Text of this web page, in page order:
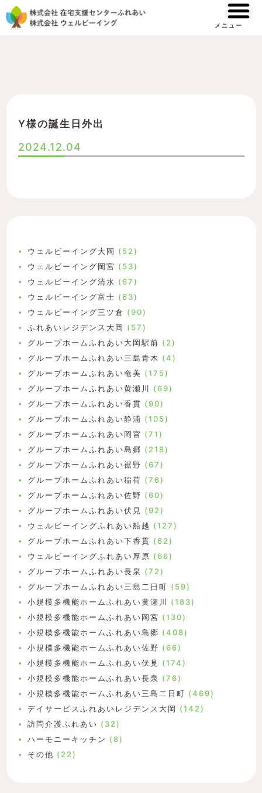
容
メニュー
Y様の誕生日外出
2024.12.04
ウェルビーイング大岡 (52)
ウェルビーイング岡宮 (53)
ウェルビーイング清水 (67)
ウェルビーイング富士 (63)
ウェルビーイング三ツ倉 (90)
ふれあいレジデンス大岡 (57)
グループホームふれあい大岡駅前 (2)
グループホームふれあい三島青木 (4)
グループホームふれあい奄美 (175)
グループホームふれあい黄瀬川
(69)
グループホームふれあい香貫 (90)
グループホームふれあい静浦 (105)
グループホームふれあい岡宮 (71)
グループホームふれあい島郷 (218)
グループホームふれあい裾野 (67)
グループホームふれあい稲荷 (76)
グループホームふれあい佐野 (60)
グループホームふれあい伏見
(92)
ウェルビーイングふれあい船越 (127)
グループホームふれあい下香貫 (62)
ウェルビーイングふれあい厚原 (66)
グループホームふれあい長泉 (72)
グループホームふれあい三島二日町 (59)
小規模多機能ホームふれあい黄瀬川
(183)
小規模多機能ホームふれあい岡宮 (130)
小規模多機能ホームふれあい島郷 (408)
小規模多機能ホームふれあい佐野 (66)
小規模多機能ホームふれあい伏見
(174)
小規模多機能ホームふれあい長泉 (76)
小規模多機能ホームふれあい三島二日町 (469)
デイサービスふれあいレジデンス大岡 (142)
訪問介護ふれあい (32)
ハーモニーキッチン (8)
その他 (22)